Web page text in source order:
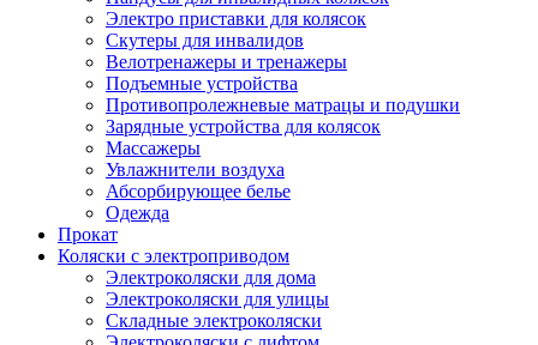
Электро приставки для колясок
Скутеры для инвалидов
Велотренажеры и тренажеры
Подъемные устройства
Противопролежневые матрацы и подушки
Зарядные устройства для колясок
Массажеры
Увлажнители воздуха
Абсорбирующее белье
Одежда
Прокат
Коляски с электроприводом
Электроколяски для дома
Электроколяски для улицы
Складные электроколяски